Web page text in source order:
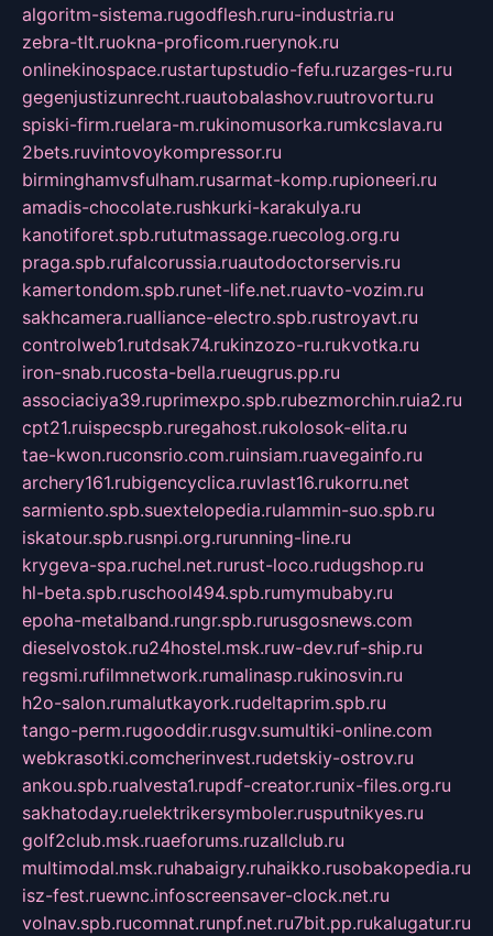
algoritm-sistema.rugodflesh.ruru-industria.ru
zebra-tlt.ruokna-proficom.ruerynok.ru
onlinekinospace.rustartupstudio-fefu.ruzarges-ru.ru
gegenjustizunrecht.ruautobalashov.ruutrovortu.ru
spiski-firm.ruelara-m.rukinomusorka.rumkcslava.ru
2bets.ruvintovoykompressor.ru
birminghamvsfulham.rusarmat-komp.rupioneeri.ru
amadis-chocolate.rushkurki-karakulya.ru
kanotiforet.spb.rututmassage.ruecolog.org.ru
praga.spb.rufalcorussia.ruautodoctorservis.ru
kamertondom.spb.runet-life.net.ruavto-vozim.ru
sakhcamera.rualliance-electro.spb.rustroyavt.ru
controlweb1.rutdsak74.rukinzozo-ru.rukvotka.ru
iron-snab.rucosta-bella.rueugrus.pp.ru
associaciya39.ruprimexpo.spb.rubezmorchin.ruia2.ru
cpt21.ruispecspb.ruregahost.rukolosok-elita.ru
tae-kwon.ruconsrio.com.ruinsiam.ruavegainfo.ru
archery161.rubigencyclica.ruvlast16.rukorru.net
sarmiento.spb.suextelopedia.rulammin-suo.spb.ru
iskatour.spb.rusnpi.org.rurunning-line.ru
krygeva-spa.ruchel.net.rurust-loco.rudugshop.ru
hl-beta.spb.ruschool494.spb.rumymubaby.ru
epoha-metalband.rungr.spb.rurusgosnews.com
dieselvostok.ru24hostel.msk.ruw-dev.ruf-ship.ru
regsmi.rufilmnetwork.rumalinasp.rukinosvin.ru
h2o-salon.rumalutkayork.rudeltaprim.spb.ru
tango-perm.rugooddir.rusgv.sumultiki-online.com
webkrasotki.comcherinvest.rudetskiy-ostrov.ru
ankou.spb.rualvesta1.rupdf-creator.runix-files.org.ru
sakhatoday.ruelektrikersymboler.rusputnikyes.ru
golf2club.msk.ruaeforums.ruzallclub.ru
multimodal.msk.ruhabaigry.ruhaikko.rusobakopedia.ru
isz-fest.ruewnc.infoscreensaver-clock.net.ru
volnav.spb.rucomnat.runpf.net.ru7bit.pp.rukalugatur.ru